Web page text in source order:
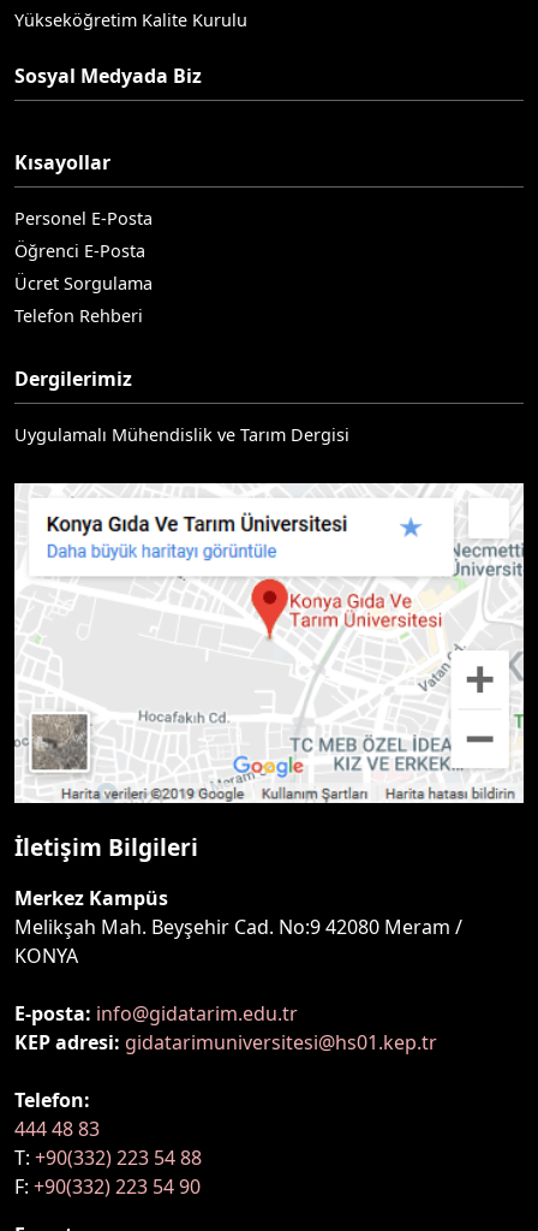
Yükseköğretim Kalite Kurulu
Sosyal Medyada Biz
Kısayollar
Personel E-Posta
Öğrenci E-Posta
Ücret Sorgulama
Telefon Rehberi
Dergilerimiz
Uygulamalı Mühendislik ve Tarım Dergisi
İletişim Bilgileri
Merkez Kampüs
Melikşah Mah. Beyşehir Cad. No:9 42080 Meram /
KONYA
E-posta: info@gidatarim.edu.tr
KEP adresi: gidatarimuniversitesi@hs01.kep.tr
Telefon:
444 48 83
T: +90(332) 223 54 88
F: +90(332) 223 54 90